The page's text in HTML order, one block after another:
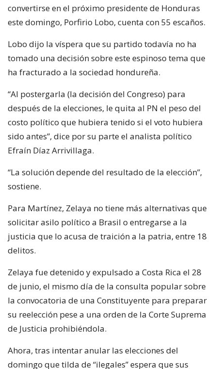
convertirse en el próximo presidente de Honduras
este domingo, Porfirio Lobo, cuenta con 55 escaños.
Lobo dijo la víspera que su partido todavía no ha
tomado una decisión sobre este espinoso tema que
ha fracturado a la sociedad hondureña.
“Al postergarla (la decisión del Congreso) para
después de la elecciones, le quita al PN el peso del
costo político que hubiera tenido si el voto hubiera
sido antes”, dice por su parte el analista político
Efraín Díaz Arrivillaga.
“La solución depende del resultado de la elección”,
sostiene.
Para Martínez, Zelaya no tiene más alternativas que
solicitar asilo político a Brasil o entregarse a la
justicia que lo acusa de traición a la patria, entre 18
delitos.
Zelaya fue detenido y expulsado a Costa Rica el 28
de junio, el mismo día de la consulta popular sobre
la convocatoria de una Constituyente para preparar
su reelección pese a una orden de la Corte Suprema
de Justicia prohibiéndola.
Ahora, tras intentar anular las elecciones del
domingo que tilda de “ilegales” espera que sus